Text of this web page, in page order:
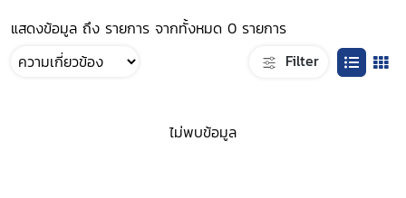
แสดงข้อมูล ถึง รายการ จากทั้งหมด 0 รายการ
Filter
ไม่พบข้อมูล